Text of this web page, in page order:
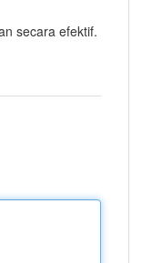
secara efektif.